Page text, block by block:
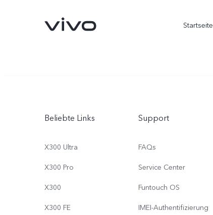
Startseite
X300 Ultra X300 FE
Beliebte Links
X300 Ultra
X300 Pro
X300
X300 FE
Support
FAQs
Service Center
Funtouch OS
IMEI-Authentifizierung